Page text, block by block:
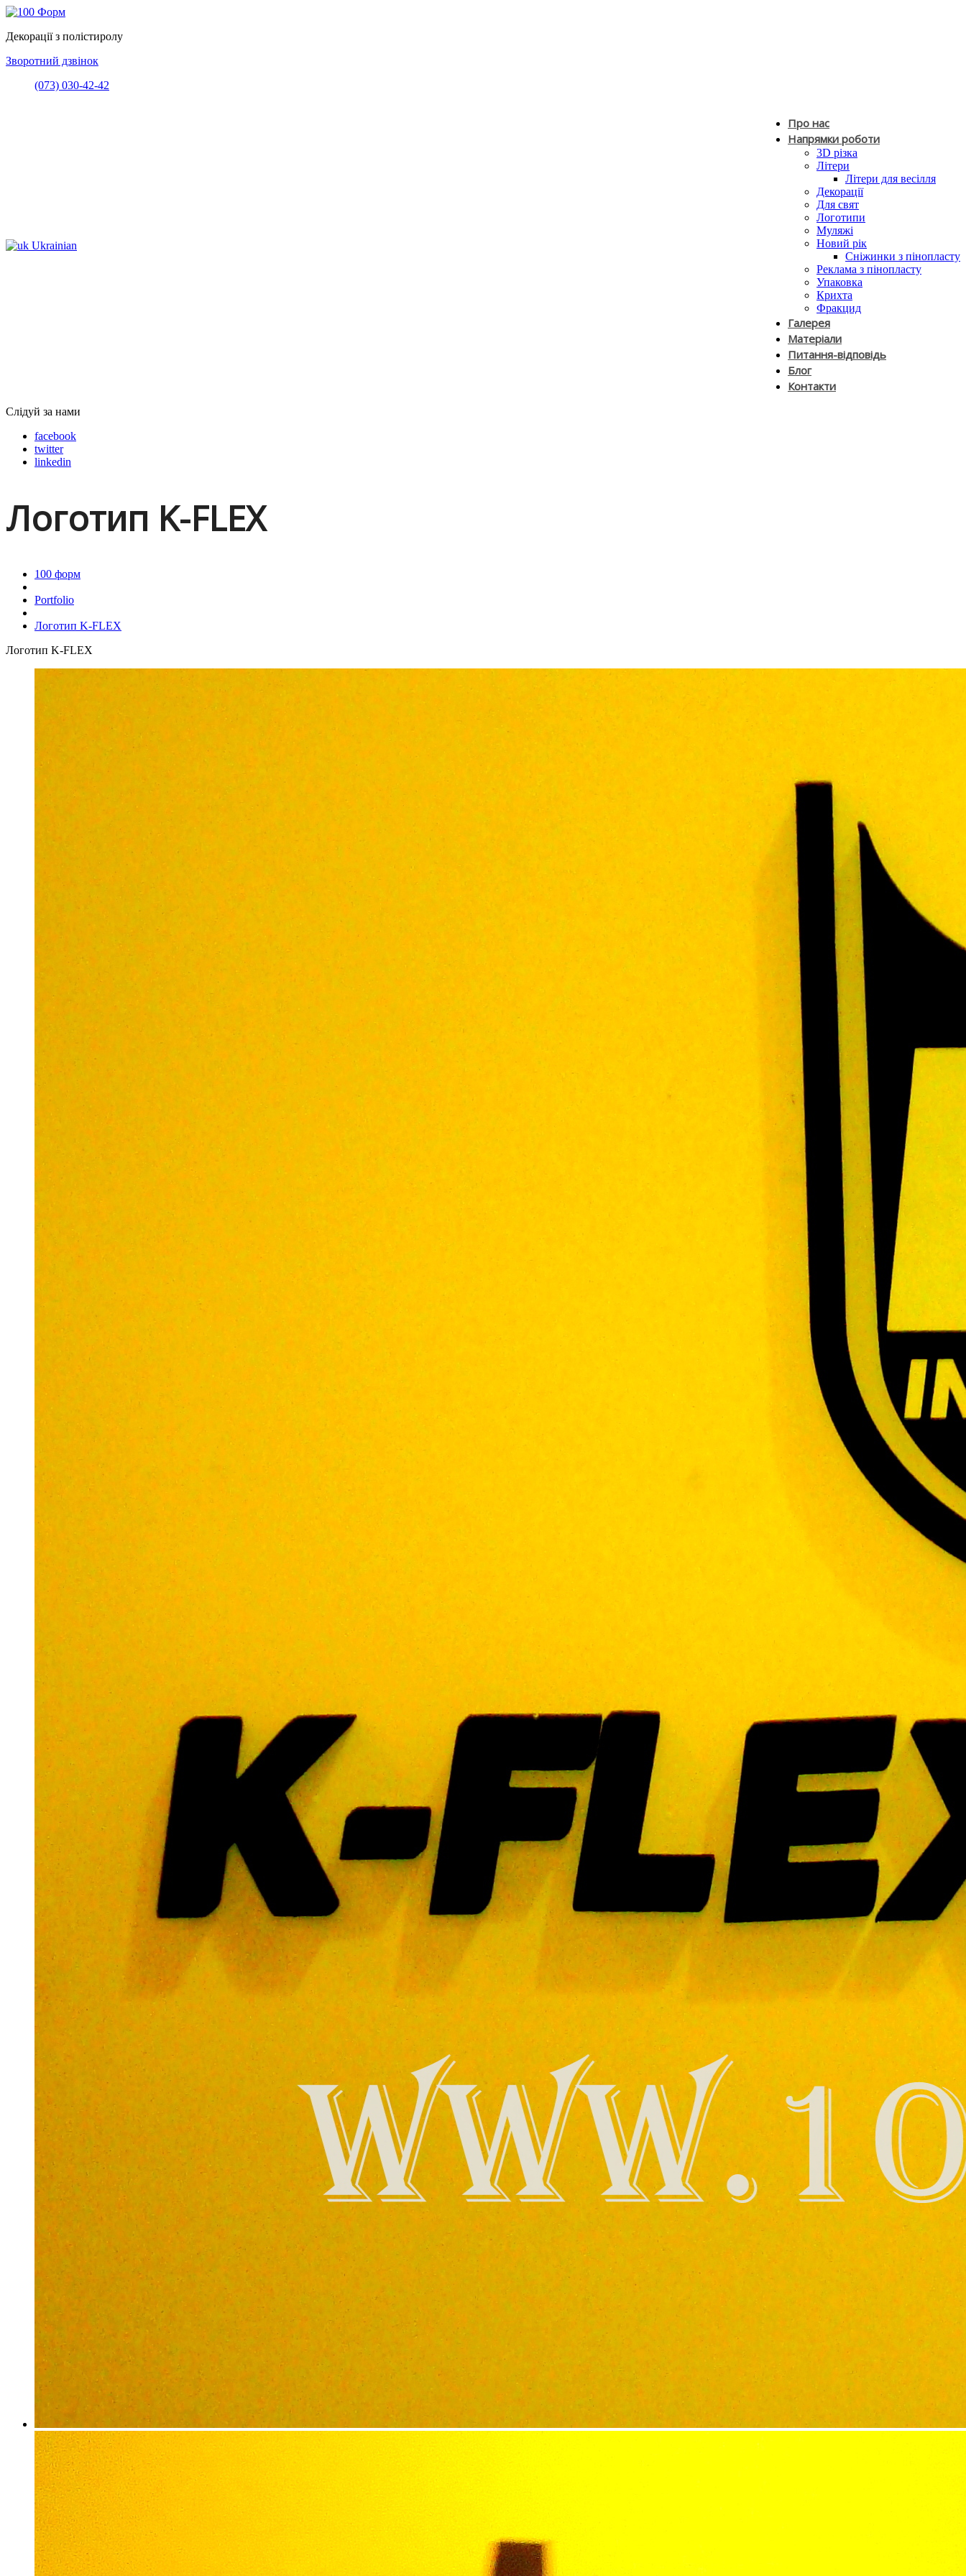
Декорації з полістиролу
Зворотний дзвінок
(073) 030-42-42
Ukrainian
Про нас
Напрямки роботи
3D різка
Літери
Літери для весілля
Декорації
Для свят
Логотипи
Муляжі
Новий рік
Сніжинки з пінопласту
Реклама з пінопласту
Упаковка
Крихта
Фракцид
Галерея
Матеріали
Питання-відповідь
Блог
Контакти
Слідуй за нами
facebook
twitter
linkedin
Логотип K-FLEX
100 форм
Portfolio
Логотип K-FLEX
Логотип K-FLEX